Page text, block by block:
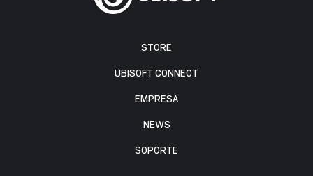
STORE
UBISOFT CONNECT
EMPRESA
NEWS
SOPORTE